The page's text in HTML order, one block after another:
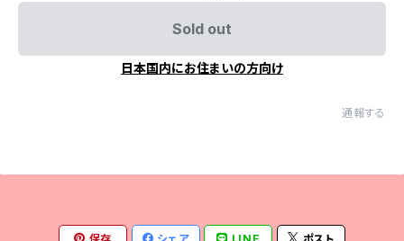
Sold out
日本国内にお住まいの方向け
通報する